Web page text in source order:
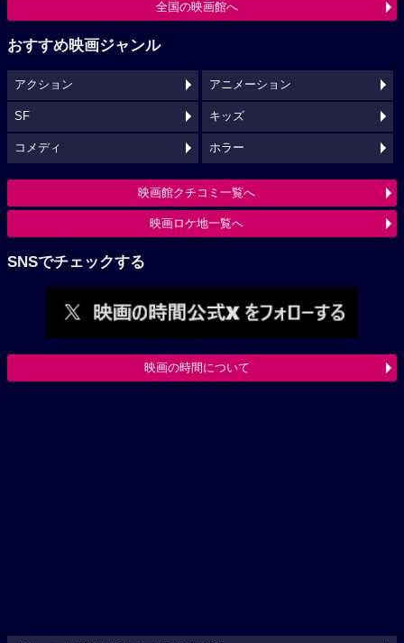
全国の映画館へ
おすすめ映画ジャンル
アクション アニメーション
SF キッズ
コメディ ホラー
映画館クチコミ一覧へ
映画ロケ地一覧へ
SNSでチェックする
映画の時間について